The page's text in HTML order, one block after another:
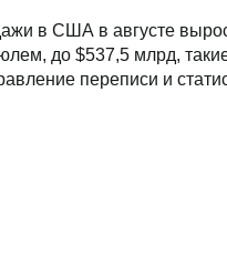
в США в августе
до $537,5 млрд,
переписи и